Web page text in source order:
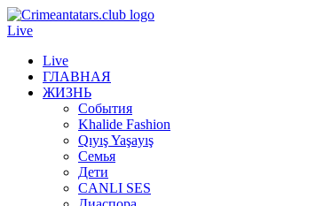
Live
Live
ГЛАВНАЯ
ЖИЗНЬ
События
Khalide Fashion
Qıyış Yaşayış
Семья
Дети
CANLI SES